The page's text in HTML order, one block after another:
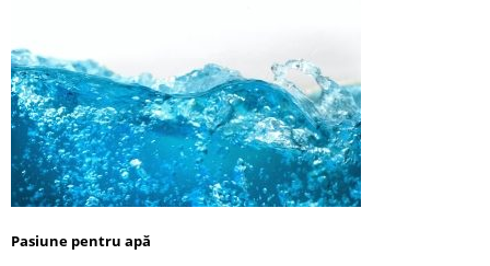
Pasiune pentru apă